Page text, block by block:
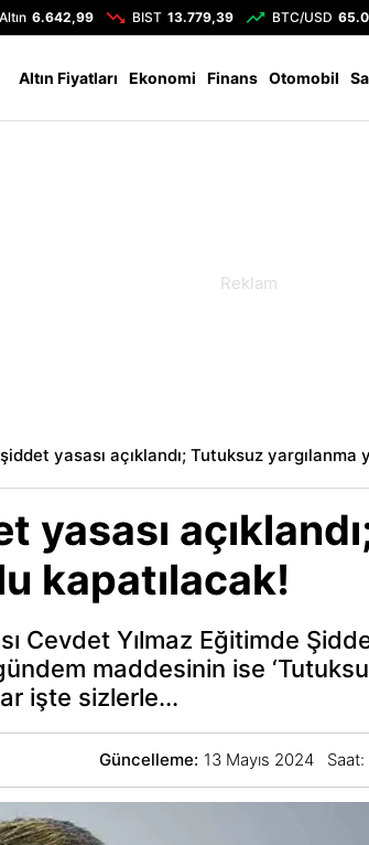
Altın 6.642,99 BIST 13.779,39 BTC/USD
Altın Fiyatları Ekonomi Finans Otomobil
yasası açıklandı; Tutuksuz yargılanma
yasası
kapatılacak!
Cevdet Yılmaz Eğitimde
maddesinin ise
işte sizlerle...
Güncelleme: 13 Mayıs 2024